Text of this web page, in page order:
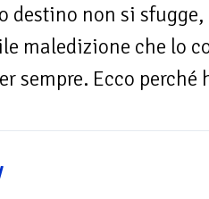
destino non si
maledizione che lo
sempre. Ecco